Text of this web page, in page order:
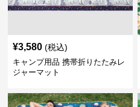
¥3,580 (税込)
キャンプ用品 携帯折りたたみレ
ジャーマット